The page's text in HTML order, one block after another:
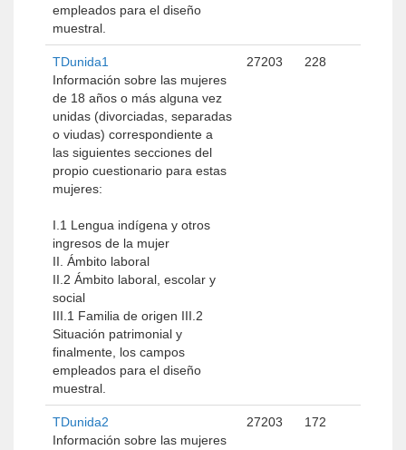
empleados para el diseño
muestral.
TDunida1
Información sobre las mujeres
de 18 años o más alguna vez
unidas (divorciadas, separadas
o viudas) correspondiente a
las siguientes secciones del
propio cuestionario para estas
mujeres:
I.1 Lengua indígena y otros
ingresos de la mujer
II. Ámbito laboral
II.2 Ámbito laboral, escolar y
social
III.1 Familia de origen III.2
Situación patrimonial y
finalmente, los campos
empleados para el diseño
muestral.
27203 228
TDunida2
Información sobre las mujeres
27203 172